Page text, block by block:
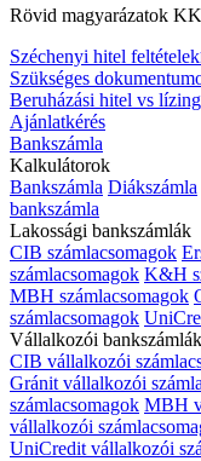
Rövid magyarázatok
Széchenyi hitel feltételek
Szükséges
Beruházási hitel vs lízing
Ajánlatkérés
Bankszámla
Kalkulátorok
Bankszámla Diákszámla
bankszámla
Lakossági bankszámlák
CIB számlacsomagok
számlacsomagok K&H
MBH számlacsomagok
számlacsomagok
Vállalkozói bankszámlák
CIB vállalkozói
Gránit vállalkozói
számlacsomagok MBH
vállalkozói
UniCredit vállalkozói